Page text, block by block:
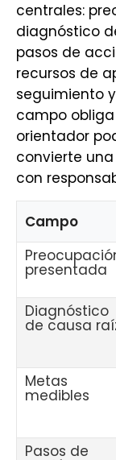
centrales:
diagnóstico
pasos de
recursos de
seguimiento
campo
orientador
convierte
con
Campo
presentada
Diagnóstico
de causa
Metas
medibles
Pasos de